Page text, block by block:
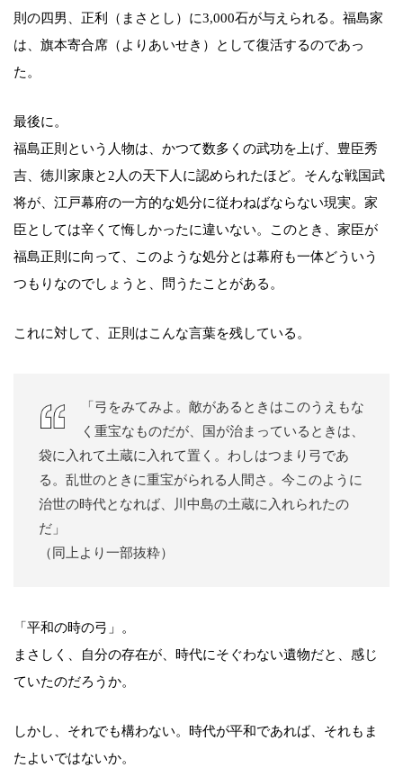
則の四男、正利（まさとし）に3,000石が与えられる。福島家
は、旗本寄合席（よりあいせき）として復活するのであっ
た。
最後に。
福島正則という人物は、かつて数多くの武功を上げ、豊臣秀
吉、徳川家康と2人の天下人に認められたほど。そんな戦国武
将が、江戸幕府の一方的な処分に従わねばならない現実。家
臣としては辛くて悔しかったに違いない。このとき、家臣が
福島正則に向って、このような処分とは幕府も一体どういう
つもりなのでしょうと、問うたことがある。
これに対して、正則はこんな言葉を残している。
「弓をみてみよ。敵があるときはこのうえもな
く重宝なものだが、国が治まっているときは、
袋に入れて土蔵に入れて置く。わしはつまり弓であ
る。乱世のときに重宝がられる人間さ。今このように
治世の時代となれば、川中島の土蔵に入れられたの
だ」
（同上より一部抜粋）
「平和の時の弓」。
まさしく、自分の存在が、時代にそぐわない遺物だと、感じ
ていたのだろうか。
しかし、それでも構わない。時代が平和であれば、それもま
たよいではないか。